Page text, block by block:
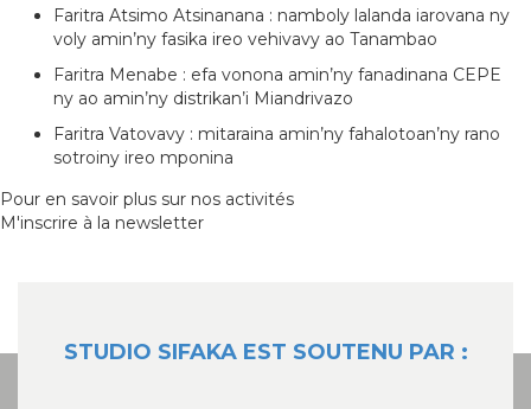
Faritra Atsimo Atsinanana : namboly lalanda iarovana ny
voly amin’ny fasika ireo vehivavy ao Tanambao
Faritra Menabe : efa vonona amin’ny fanadinana CEPE
ny ao amin’ny distrikan’i Miandrivazo
Faritra Vatovavy : mitaraina amin’ny fahalotoan’ny rano
sotroiny ireo mponina
Pour en savoir plus sur nos activités
M'inscrire à la newsletter
STUDIO SIFAKA EST SOUTENU PAR :